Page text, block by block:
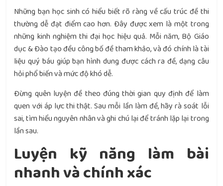
Những bạn học sinh có hiểu biết rõ ràng về cấu trúc đề thi
thường dễ đạt điểm cao hơn. Đây được xem là một trong
những kinh nghiệm thi đại học hiệu quả. Mỗi năm, Bộ Giáo
dục & Đào tạo đều công bố đề tham khảo, và đó chính là tài
liệu quý báu giúp bạn hình dung được cách ra đề, dạng câu
hỏi phổ biến và mức độ khó dễ.
Đừng quên luyện đề theo đúng thời gian quy định để làm
quen với áp lực thi thật. Sau mỗi lần làm đề, hãy rà soát lỗi
sai, tìm hiểu nguyên nhân và ghi chú lại để tránh lặp lại trong
lần sau.
Luyện kỹ năng làm bài
nhanh và chính xác